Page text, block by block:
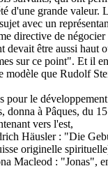
d'une grande
avec un
directive de
devait être aussi haut
sur ce point". Et il
modèle que Rudolf
pour le
donna à Pâques, du
vers l'est,
Häusler : "Die
originelle
Macleod : "Jonas",